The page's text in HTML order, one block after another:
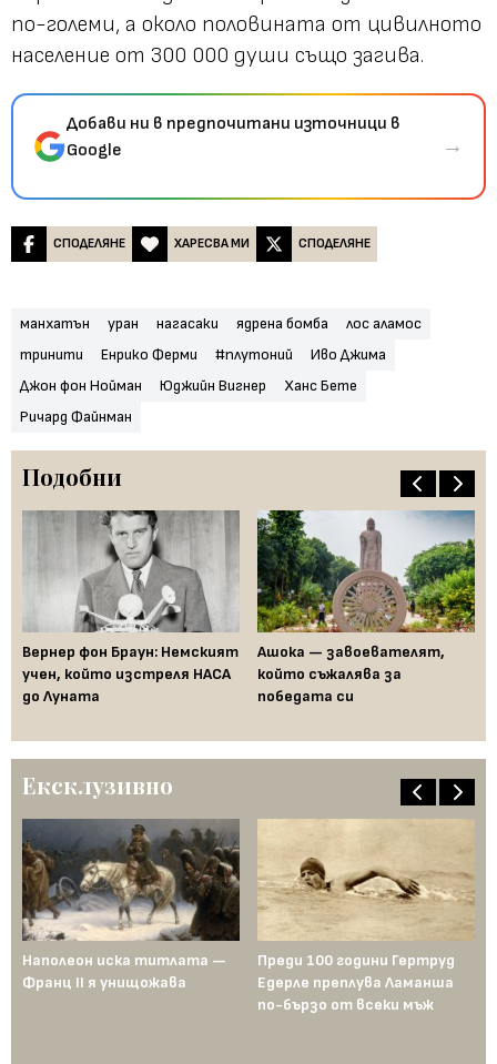
по-големи, а около половината от цивилното
население от 300 000 души също загива.
Добави ни в предпочитани източници в
Google
→
СПОДЕЛЯНЕ ХАРЕСВА МИ СПОДЕЛЯНЕ
манхатън уран нагасаки ядрена бомба
лос аламос
тринити
Енрико Ферми #плутоний
Иво Джима
Джон фон Нойман
Юджийн Вигнер
Ханс Бете
Ричард Файнман
Подобни
Вернер фон Браун: Немският
учен, който изстреля НАСА
до Луната
Ашока — завоевателят,
който съжалява за
победата си
Ексклузивно
Наполеон иска титлата —
Франц II я унищожава
Преди 100 години Гертруд
Едерле преплува Ламанша
по-бързо от всеки мъж